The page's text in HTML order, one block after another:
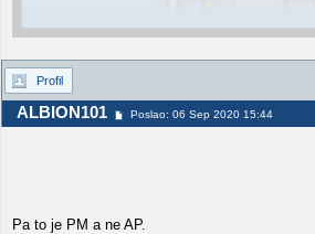
Profil
ALBION101 Poslao: 06 Sep 2020 15:44
Pa to je PM a ne AP.